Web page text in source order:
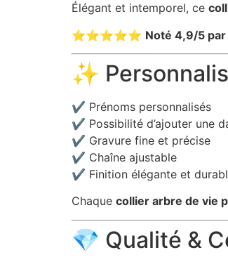
Élégant et intemporel, ce
⭐⭐⭐⭐⭐ Noté 4,9/5
✨
✔️ Prénoms personnalisés
✔️ Possibilité d’ajouter une
✔️ Gravure fine et précise
✔️ Chaîne ajustable
✔️ Finition élégante et
Chaque collier arbre de vie
💎 Qualité &